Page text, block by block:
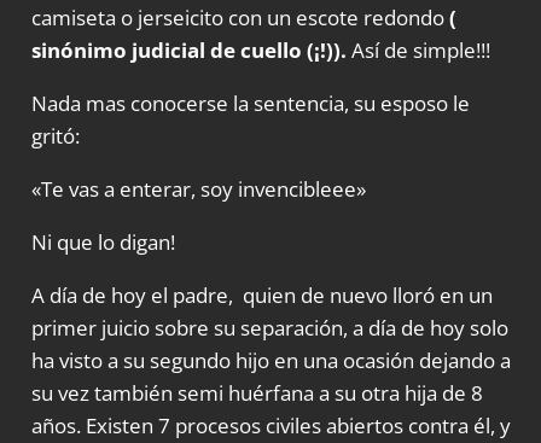
camiseta o jerseicito con un escote redondo(
sinónimo judicial de cuello (¡!)). Así de simple!!!
Nada mas conocerse la sentencia, su esposo le
gritó:
«Te vas a enterar, soy invencibleee»
Ni que lo digan!
A día de hoy el padre, quien de nuevo lloró en un
primer juicio sobre su separación, a día de hoy solo
ha visto a su segundo hijo en una ocasión dejando a
su vez también semi huérfana a su otra hija de 8
años. Existen 7 procesos civiles abiertos contra él, y